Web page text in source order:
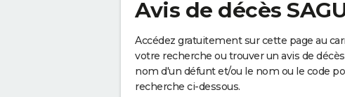
Avis de décès
Accédez gratuitement sur cette page au
votre recherche ou trouver un avis de
nom d'un défunt et/ou le nom ou le code
recherche ci-dessous.